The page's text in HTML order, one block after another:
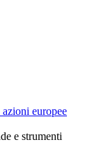
europee
e strumenti